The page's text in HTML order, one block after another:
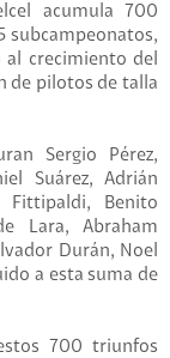
acumula 700
subcampeonatos,
crecimiento del
de pilotos de talla
Sergio Pérez,
Suárez, Adrián
Fittipaldi, Benito
Lara, Abraham
Durán, Noel
a esta suma de
700 triunfos